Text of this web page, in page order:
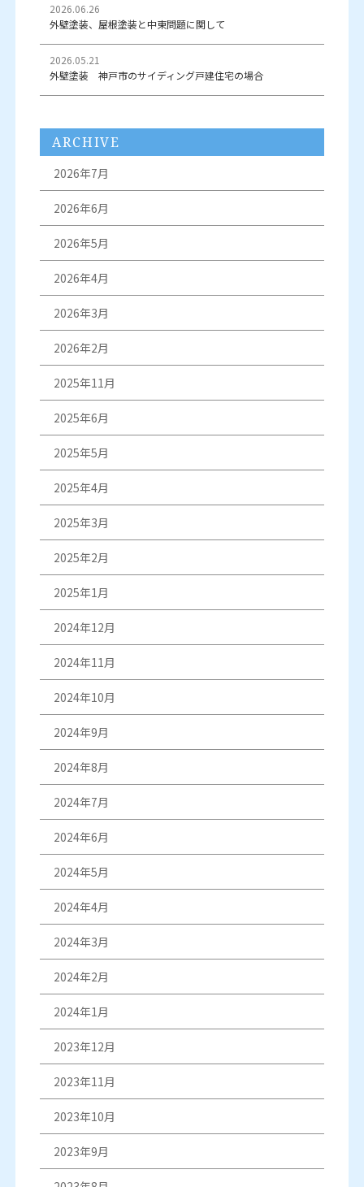
2026.06.26
外壁塗装、屋根塗装と中東問題に関して
2026.05.21
外壁塗装 神戸市のサイディング戸建住宅の場合
ARCHIVE
2026年7月
2026年6月
2026年5月
2026年4月
2026年3月
2026年2月
2025年11月
2025年6月
2025年5月
2025年4月
2025年3月
2025年2月
2025年1月
2024年12月
2024年11月
2024年10月
2024年9月
2024年8月
2024年7月
2024年6月
2024年5月
2024年4月
2024年3月
2024年2月
2024年1月
2023年12月
2023年11月
2023年10月
2023年9月